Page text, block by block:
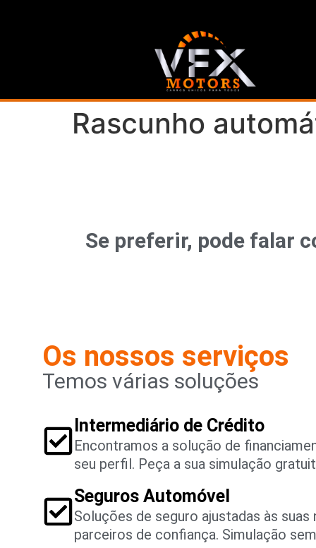
Rascunho
Se preferir, pode falar
Os nossos serviços
Temos várias soluções
Intermediário de Crédito
Encontramos a solução de
seu perfil. Peça a sua simulação
Seguros Automóvel
Soluções de seguro ajustadas às suas
parceiros de confiança. Simulação